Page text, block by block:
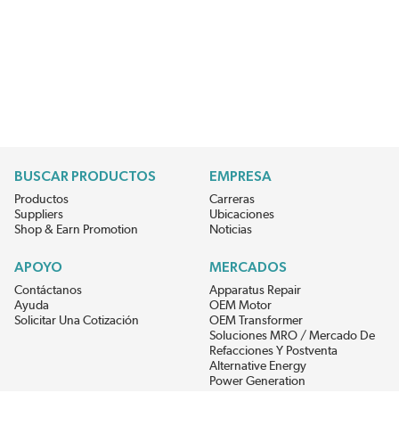
BUSCAR PRODUCTOS
Productos
Suppliers
Shop & Earn Promotion
EMPRESA
Carreras
Ubicaciones
Noticias
APOYO
Contáctanos
Ayuda
Solicitar Una Cotización
MERCADOS
Apparatus Repair
OEM Motor
OEM Transformer
Soluciones MRO / Mercado De
Refacciones Y Postventa
Alternative Energy
Power Generation